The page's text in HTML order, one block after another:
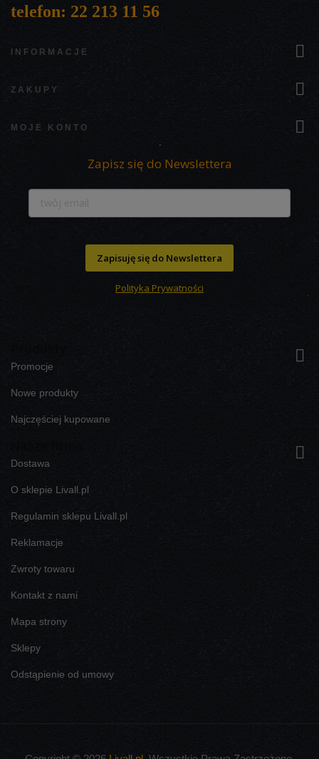
telefon: 22 213 11 56
INFORMACJE 
ZAKUPY 
MOJE KONTO 
Zapisz się do Newslettera
Zapisuję się do Newslettera
Polityka Prywatności

Promocje
Nowe produkty
Najczęściej kupowane

Dostawa
O sklepie Livall.pl
Regulamin sklepu Livall.pl
Reklamacje
Zwroty towaru
Kontakt z nami
Mapa strony
Sklepy
Odstąpienie od umowy